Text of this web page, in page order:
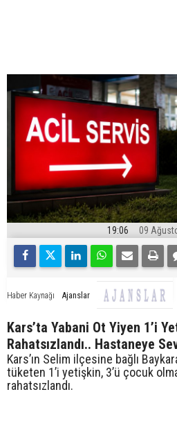
19:06 09
Haber Kaynağı Ajanslar
Kars’ta Yabani Ot Yiyen 1’i
Rahatsızlandı.. Hastaneye
Kars’ın Selim ilçesine bağlı
tüketen 1’i yetişkin, 3’ü çocuk
rahatsızlandı.